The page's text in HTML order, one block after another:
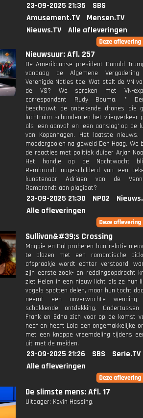
23-09-2025 21:35
SBS
Amusement.TV
Mensen.TV
Nieuws.TV
Alle afleveringen
Nieuwsuur: Afl. 257
De Amerikaanse president Donald
vandaag de Algemene
Verenigde Naties toe. Wat stelt de VN
de VS? We spreken met VN-
correspondent Rudy Bouma. *
beschouwt de onbekende drones die
luchtruim schonden en het vliegverkeer
als 'een aanval' en 'een aanslag' op de
van Kopenhagen. Het laatste nieuws.
moddergooien na geweld Den Haag. We
de reacties met politiek duider Arjan
Het hondje op de Nachtwacht
Rembrandt nageschilderd van een
kunstenaar Adriaen van de
Rembrandt aan plagiaat?
23-09-2025 21:30 NPO2
Alle afleveringen
Sullivan&#39;s Crossing
Maggie en Cal proberen hun relatie
te blazen met een romantische
afspraakje wordt echter verstoord,
zijn eerste zoek- en reddingsopdracht
ziet Helen in een nieuw licht als ze hun
vogels spotten delen, maar hun tocht
neemt een onverwachte
schokkende ontdekking.
Frank en Edna zich voor op de komst
neef en heeft Lola een ongemakkelijke
met een knappe vreemdeling tijdens
uit met de meiden.
23-09-2025 21:26 SBS
Serie.TV
Alle afleveringen
De slimste mens: Afl. 17
Uitdager: Kevin Hassing.